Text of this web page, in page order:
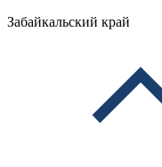
Забайкальский край